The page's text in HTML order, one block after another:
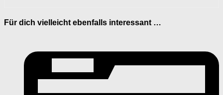
Für dich vielleicht ebenfalls interessant …